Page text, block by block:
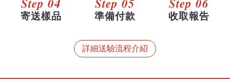
寄送樣品 準備付款 收取報告
詳細送驗流程介紹